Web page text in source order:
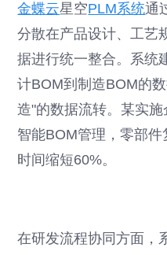
金蝶云星空PLM系统通
分散在产品设计、工艺
据进行统一整合。系统
计BOM到制造BOM的
造"的数据流转。某实
智能BOM管理，零部
时间缩短60%。
在研发流程协同方面，